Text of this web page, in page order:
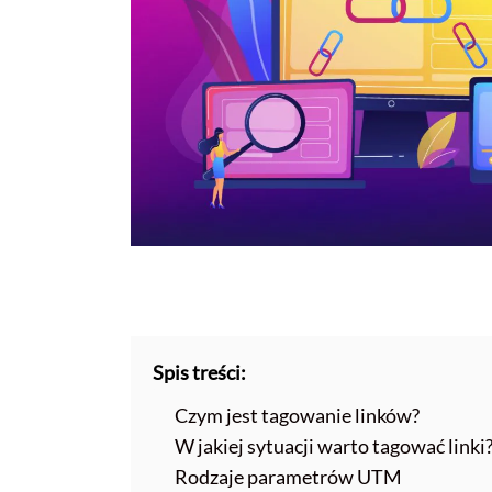
Spis treści:
Czym jest tagowanie linków?
W jakiej sytuacji warto tagować
Rodzaje parametrów UTM